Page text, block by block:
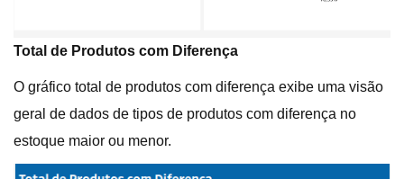
Total de Produtos com Diferença
O gráfico total de produtos com diferença exibe uma visão
geral de dados de tipos de produtos com diferença no
estoque maior ou menor.